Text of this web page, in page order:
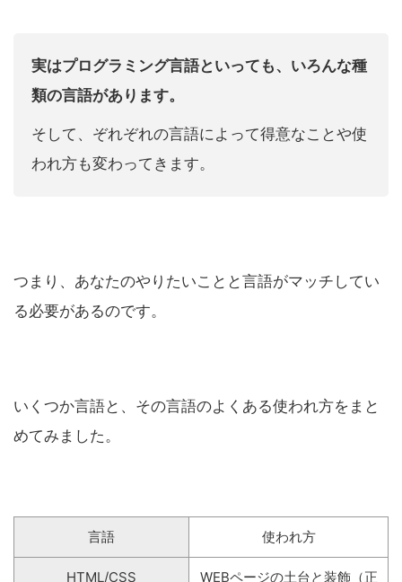
実はプログラミング言語といっても、いろんな種
類の言語があります。
そして、ぞれぞれの言語によって得意なことや使
われ方も変わってきます。
つまり、あなたのやりたいことと言語がマッチしてい
る必要があるのです。
いくつか言語と、その言語のよくある使われ方をまと
めてみました。
言語 使われ方
HTML/CSS
WEBページの土台と装飾（正